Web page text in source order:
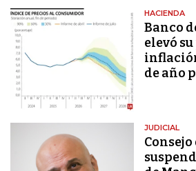
HACIENDA
Banco
elevó
de año
JUDICIAL
Consejo